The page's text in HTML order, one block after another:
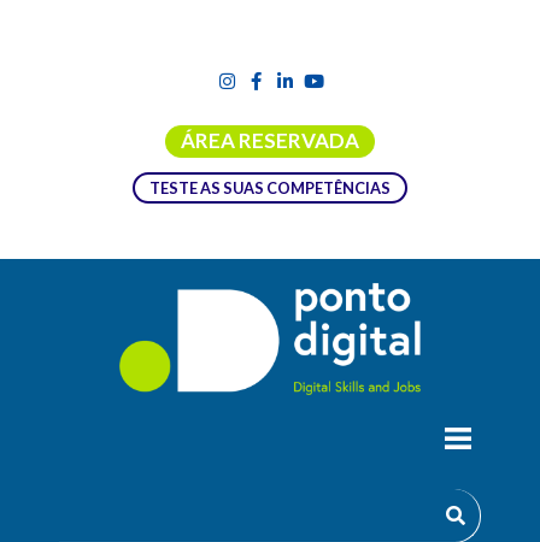
ÁREA RESERVADA
TESTE AS SUAS COMPETÊNCIAS
PUBLICIDADE NAS REDES SOCIAIS